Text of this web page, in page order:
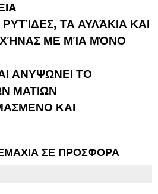
ΡΥΤΊΔΕΣ, ΤΑ ΑΥΛΆΚΙΑ ΚΑΙ
ΧΉΝΑΣ ΜΕ ΜΊΑ ΜΌΝΟ
ΑΝΥΨΩΝΕΙ ΤΟ
ΜΑΤΙΩΝ
ΚΑΙ
ΣΕ ΠΡΟΣΦΟΡΑ